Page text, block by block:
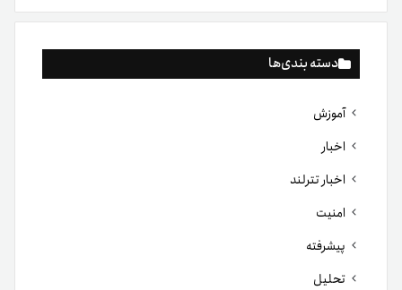
دسته بندی‌ها
آموزش
اخبار
اخبار تترلند
امنیت
پیشرفته
تحلیل